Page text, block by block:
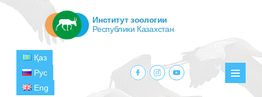
Қаз
Рус
Eng
facebook.com
instagram.com
youtube.com
Институт зоологии
Республики Казахстан